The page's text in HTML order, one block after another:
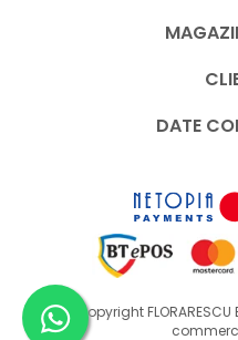
DATE
©Copyright FLORARESCU